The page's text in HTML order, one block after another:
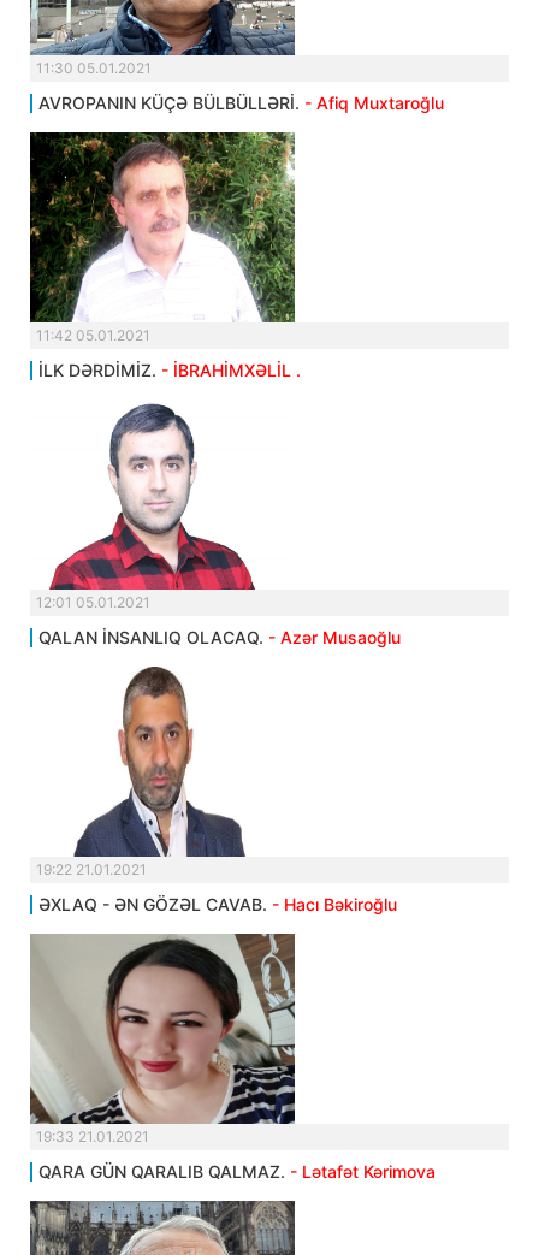
11:30 05.01.2021
AVROPANIN KÜÇƏ BÜLBÜLLƏRİ. - Afiq Muxtaroğlu
11:42 05.01.2021
İLK DƏRDİMİZ. - İBRAHİMXƏLİL .
12:01 05.01.2021
QALAN İNSANLIQ OLACAQ. - Azər Musaoğlu
19:22 21.01.2021
ƏXLAQ - ƏN GÖZƏL CAVAB. - Hacı Bəkiroğlu
19:33 21.01.2021
QARA GÜN QARALIB QALMAZ. - Lətafət Kərimova